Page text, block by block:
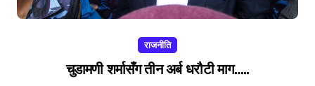
राजनीति
चुडामणी शर्मासँग तीन अर्ब धरौटी माग…..